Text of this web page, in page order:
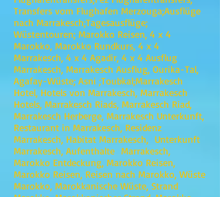
Transfers vom Flughafen Merzouga;Ausflüge
nach Marrakesch;Tagesausflüge;
Wüstentouren; Marokko Reisen, 4 x 4
Marokko, Marokko Rundkurs, 4 x 4
Marrakesch, 4 x 4 Agadir, 4 x 4 Ausflug
Marrakesch, Marrakesch Ausflug, Ourika-Tal,
Agafay-Wüste; Asni ;Toubkal;Marrakesch
Hotel, Hotels von Marrakesch, Marrakesch
Hotels, Marrakesch Riads, Marrakesch Riad,
Marrakesch Herberge, Marrakesch Unterkunft,
Restaurant in Marrakesch, Residenz
Marrakesch, Habitat Marrakesch, Unterkunft
Marrakesch, Aufenthalte Marrakesch,
Marokko Entdeckung, Marokko Reisen,
Marokko Reisen, Reisen nach Marokko, Wüste
Marokko, Marokkanische Wüste, Strand